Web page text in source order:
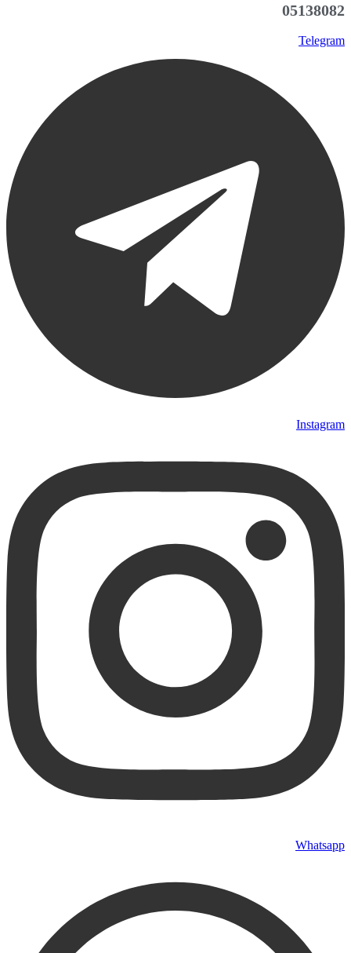
05138082
Telegram
Instagram
Whatsapp